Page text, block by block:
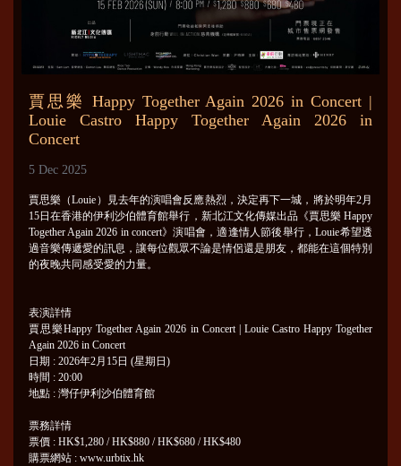
賈思樂 Happy Together Again 2026 in Concert |
Louie Castro Happy Together Again 2026 in
Concert
5 Dec 2025
賈思樂（Louie）見去年的演唱會反應熱烈，決定再下一城，將於明年2月
15日在香港的伊利沙伯體育館舉行，新北江文化傳媒出品《賈思樂 Happy
Together Again 2026 in concert》演唱會，適逢情人節後舉行，Louie希望透
過音樂傳遞愛的訊息，讓每位觀眾不論是情侶還是朋友，都能在這個特別
的夜晚共同感受愛的力量。
表演詳情
賈思樂Happy Together Again 2026 in Concert | Louie Castro Happy Together
Again 2026 in Concert
日期 : 2026年2月15日 (星期日)
時間 : 20:00
地點 : 灣仔伊利沙伯體育館
票務詳情
票價 : HK$1,280 / HK$880 / HK$680 / HK$480
購票網站 : www.urbtix.hk